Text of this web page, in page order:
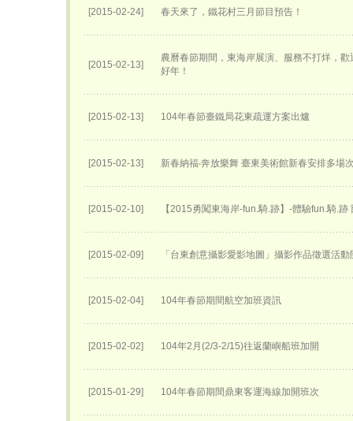
[2015-02-24] 春天來了，鐵花村三月節目預告！
[2015-02-13]
農曆春節期間，東海岸展演、服務不打烊，
好年！
[2015-02-13] 104年春節臺鐵局花東疏運方案出爐
[2015-02-13] 新春納福‧奔放樂舞 臺東美術館新春安排多場
[2015-02-10] 【2015勇闖東海岸-fun.騎.跡】-體驗fun.騎.跡
[2015-02-09] 「台東創意攝影愛影地圖」攝影作品徵選活動
[2015-02-04] 104年春節期間航空加班資訊
[2015-02-02] 104年2月(2/3-2/15)往返蘭嶼船班加開
[2015-01-29] 104年春節期間鼎東客運海線加開班次